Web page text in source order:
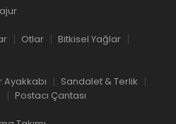
Otlar
Bitkisel Yağlar
Ayakkabı
Sandalet & Terlik
Postacı Çantası